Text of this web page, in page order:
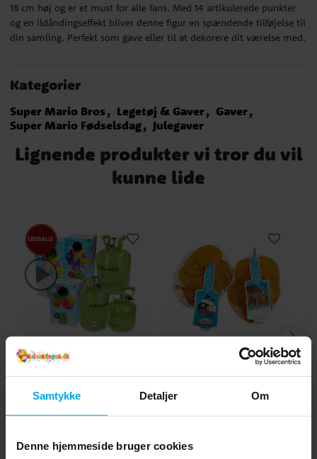
Samtykke Detaljer Om
Denne hjemmeside bruger cookies
18 cm høj og er et must for alle fans. Med 14 artikulerede punkter
og en ildåndingseffekt bliver denne figur en spændende tilføjelse til
din samling. Perfekt som gave eller til at dekorere dit værelse med.
Kategorier
Super Mario Bros Legetøj & Gaver
Gaver
Super Mario Fødselsdag
Julegaver
Lignende produkter vi tror du vil
kunne lide
Heliumflaske - Helium
til 20, 30 eller 50
balloner
Nupris
pris:249 kr.
199 kr.
Chokolademønter i Guld
15 stk